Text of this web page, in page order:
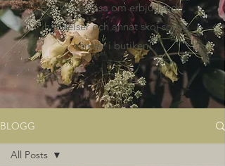
Här kan ni läsa om erbjudande,
händelser och annat skoj som
händer i butiken!
BLOGG
All Posts